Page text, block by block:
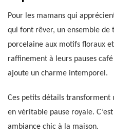
Pour les mamans qui
qui font rêver, un ensemble de
porcelaine aux motifs floraux
raffinement à leurs pauses
ajoute un charme intemporel.
Ces petits détails
en véritable pause royale.
ambiance chic à la maison.